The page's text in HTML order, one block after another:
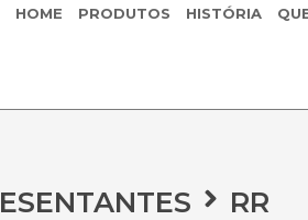
HOME PRODUTOS HISTÓRIA
RR